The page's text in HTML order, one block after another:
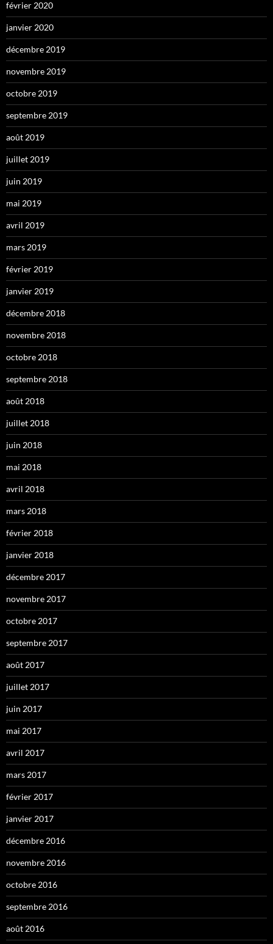
février 2020
janvier 2020
décembre 2019
novembre 2019
octobre 2019
septembre 2019
août 2019
juillet 2019
juin 2019
mai 2019
avril 2019
mars 2019
février 2019
janvier 2019
décembre 2018
novembre 2018
octobre 2018
septembre 2018
août 2018
juillet 2018
juin 2018
mai 2018
avril 2018
mars 2018
février 2018
janvier 2018
décembre 2017
novembre 2017
octobre 2017
septembre 2017
août 2017
juillet 2017
juin 2017
mai 2017
avril 2017
mars 2017
février 2017
janvier 2017
décembre 2016
novembre 2016
octobre 2016
septembre 2016
août 2016